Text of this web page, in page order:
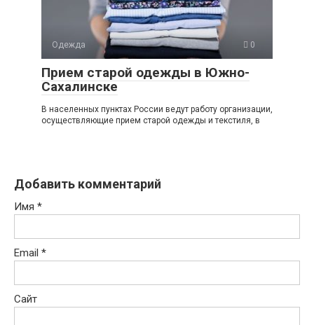
Одежда 0
Прием старой одежды в Южно-
Сахалинске
В населенных пунктах России ведут работу организации,
осуществляющие прием старой одежды и текстиля, в
Добавить комментарий
Имя *
Email *
Сайт